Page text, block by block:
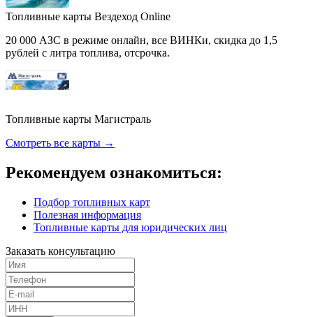
Топливные карты Вездеход Online
20 000 АЗС в режиме онлайн, все ВИНКи, скидка до 1,5
рублей с литра топлива, отсрочка.
Топливные карты Магистраль
Смотреть все карты →
Рекомендуем ознакомиться:
Подбор топливных карт
Полезная информация
Топливные карты для юридических лиц
Заказать консультацию